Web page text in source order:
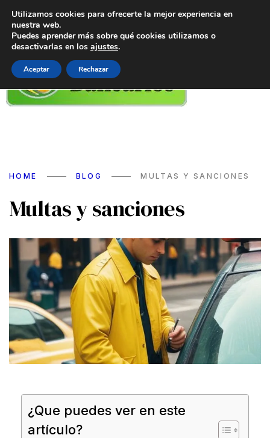
HOME BLOG MULTAS Y SANCIONES
Multas y sanciones
¿Que puedes ver en este
artículo?
Utilizamos cookies para ofrecerte la mejor experiencia en
nuestra web.
Puedes aprender más sobre qué cookies utilizamos o
desactivarlas en los ajustes.
Aceptar Rechazar